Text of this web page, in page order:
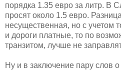
порядка 1.35 евро за литр. В
просят около 1.5 евро.
несущественная, но с учетом
и дороги платные, то по
транзитом, лучше не
Ну и в заключение пару слов